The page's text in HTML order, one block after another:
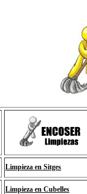
Limpieza en Sitges
Limpieza en Cubelles